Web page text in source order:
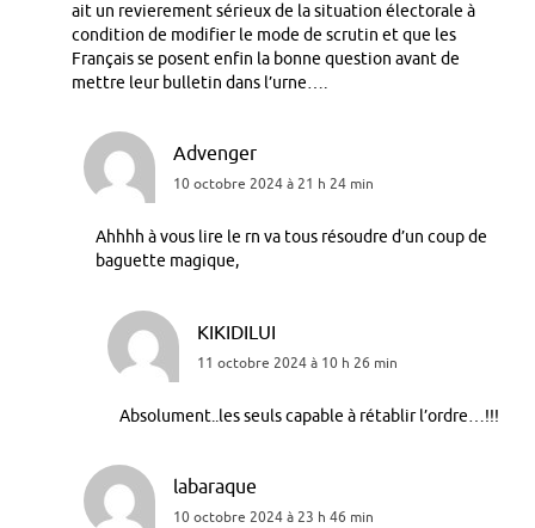
ait un revierement sérieux de la situation électorale à
condition de modifier le mode de scrutin et que les
Français se posent enfin la bonne question avant de
mettre leur bulletin dans l’urne….
Advenger
10 octobre 2024 à 21 h 24 min
Ahhhh à vous lire le rn va tous résoudre d’un coup de
baguette magique,
KIKIDILUI
11 octobre 2024 à 10 h 26 min
Absolument..les seuls capable à rétablir l’ordre…!!!
labaraque
10 octobre 2024 à 23 h 46 min